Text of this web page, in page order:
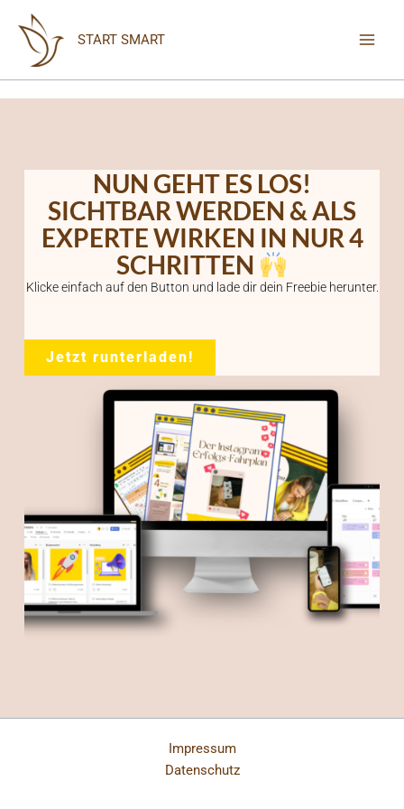
Inhalt
springen
START SMART
NUN GEHT ES LOS!
SICHTBAR WERDEN & ALS
EXPERTE WIRKEN IN NUR 4
SCHRITTEN
Klicke einfach auf den Button und lade dir dein Freebie herunter.
Jetzt runterladen!
Impressum
Datenschutz